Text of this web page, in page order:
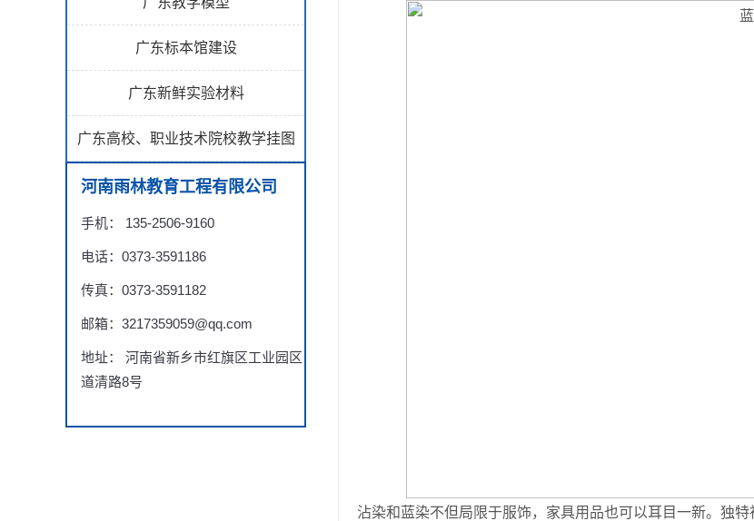
广东标本馆建设
广东新鲜实验材料
广东高校、职业技术院校教学挂图
河南雨林教育工程有限公司
手机： 135-2506-9160
电话：0373-3591186
传真：0373-3591182
邮箱：3217359059@qq.com
地址： 河南省新乡市红旗区工业园区
道清路8号
沾染和蓝染不但局限于服饰，家具用品也可以耳目一新。独